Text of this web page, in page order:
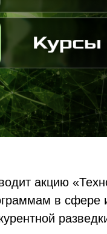
акцию
в сфере